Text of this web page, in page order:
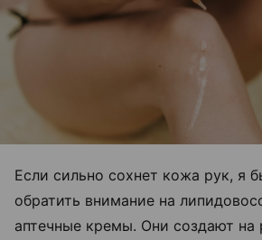
Если сильно сохнет кожа рук, я
обратить внимание на
аптечные кремы. Они создают на